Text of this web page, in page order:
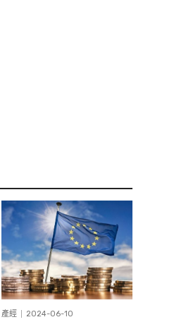
產經 2024-06-10